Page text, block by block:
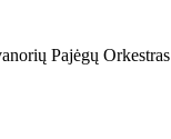
Pajėgų Orkestras